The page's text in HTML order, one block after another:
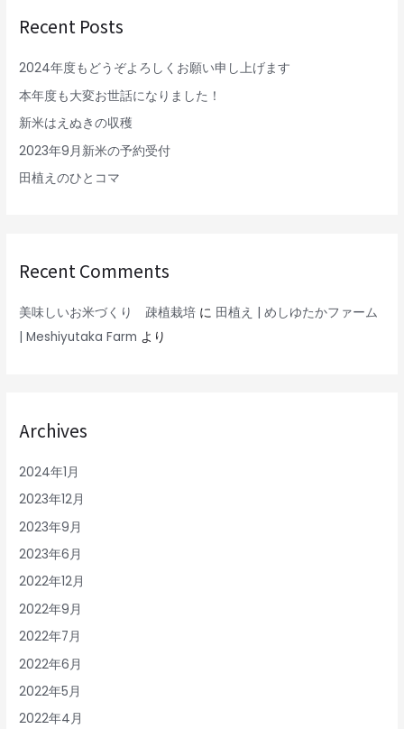
Recent Posts
2024年度もどうぞよろしくお願い申し上げます
本年度も大変お世話になりました！
新米はえぬきの収穫
2023年9月新米の予約受付
田植えのひとコマ
Recent Comments
美味しいお米づくり 疎植栽培 に 田植え | めしゆたかファーム
| Meshiyutaka Farm より
Archives
2024年1月
2023年12月
2023年9月
2023年6月
2022年12月
2022年9月
2022年7月
2022年6月
2022年5月
2022年4月